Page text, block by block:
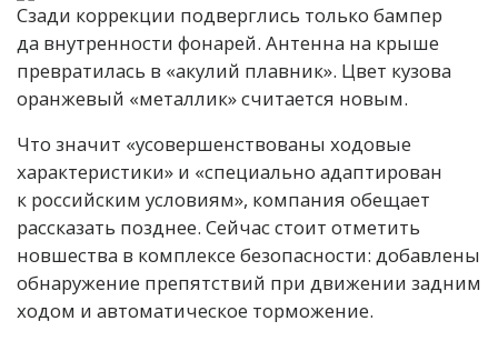
Сзади коррекции подверглись только бампер
да внутренности фонарей. Антенна на крыше
превратилась в «акулий плавник». Цвет кузова
оранжевый «металлик» считается новым.
Что значит «усовершенствованы ходовые
характеристики» и «специально адаптирован
к российским условиям», компания обещает
рассказать позднее. Сейчас стоит отметить
новшества в комплексе безопасности: добавлены
обнаружение препятствий при движении задним
ходом и автоматическое торможение.